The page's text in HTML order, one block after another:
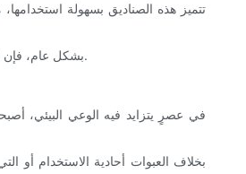
تتميز هذه الصناديق بسهولة
بشكل عام، فإن الميزات العملية لصناديق الهدايا ذات الإغلاق المغناطيسي تكمل جاذبيتها الفاخرة، مما يجعلها خيارًا عمليًا للغاية وجميلًا للشركات التي تهدف إلى الارتقاء باستراتيجية التغليف الخاصة بها.
في عصرٍ يتزايد فيه الوعي البيئي،
بخلاف العبوات أحادية الاستخدام أو